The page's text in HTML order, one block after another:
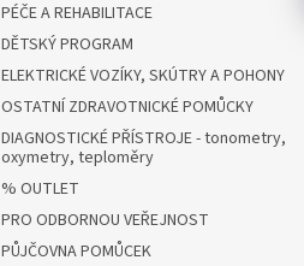
PÉČE A REHABILITACE
DĚTSKÝ PROGRAM
ELEKTRICKÉ VOZÍKY, SKÚTRY A POHONY
OSTATNÍ ZDRAVOTNICKÉ POMŮCKY
DIAGNOSTICKÉ PŘÍSTROJE - tonometry,
oxymetry, teploměry
% OUTLET
PRO ODBORNOU VEŘEJNOST
PŮJČOVNA POMŮCEK